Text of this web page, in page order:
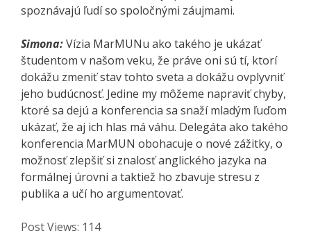
spoznávajú ľudí so spoločnými záujmami.
Simona:Vízia MarMUNu ako takého je ukázať
študentom v našom veku, že práve oni sú tí, ktorí
dokážu zmeniť stav tohto sveta a dokážu ovplyvniť
jeho budúcnosť. Jedine my môžeme napraviť chyby,
ktoré sa dejú a konferencia sa snaží mladým ľuďom
ukázať, že aj ich hlas má váhu. Delegáta ako takého
konferencia MarMUN obohacuje o nové zážitky, o
možnosť zlepšiť si znalosť anglického jazyka na
formálnej úrovni a taktiež ho zbavuje stresu z
publika a učí ho argumentovať.
Post Views: 114